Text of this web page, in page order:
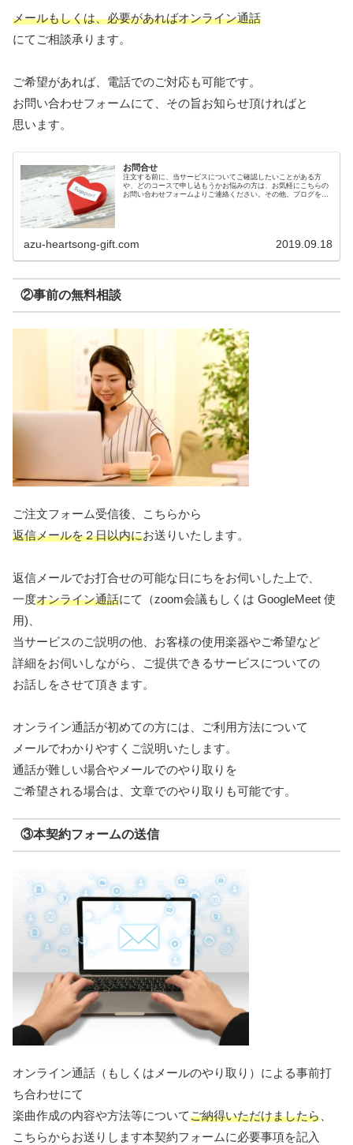
メールもしくは、必要があればオンライン通話
にてご相談承ります。
ご希望があれば、電話でのご対応も可能です。
お問い合わせフォームにて、その旨お知らせ頂ければと
思います。
お問合せ
注文する前に、当サービスについてご確認したいことがある方
や、どのコースで申し込もうかお悩みの方は、お気軽にこちらの
お問い合わせフォームよりご連絡ください。その他、ブログを読
azu-heartsong-gift.com 2019.09.18
②事前の無料相談
ご注文フォーム受信後、こちらから
返信メールを２日以内にお送りいたします。
返信メールでお打合せの可能な日にちをお伺いした上で、
一度オンライン通話にて（zoom会議もしくは GoogleMeet 使
用)、
当サービスのご説明の他、お客様の使用楽器やご希望など
詳細をお伺いしながら、ご提供できるサービスについての
お話しをさせて頂きます。
オンライン通話が初めての方には、ご利用方法について
メールでわかりやすくご説明いたします。
通話が難しい場合やメールでのやり取りを
ご希望される場合は、文章でのやり取りも可能です。
③本契約フォームの送信
オンライン通話（もしくはメールのやり取り）による事前打
ち合わせにて
楽曲作成の内容や方法等についてご納得いただけましたら
こちらからお送りします本契約フォームに必要事項を記入